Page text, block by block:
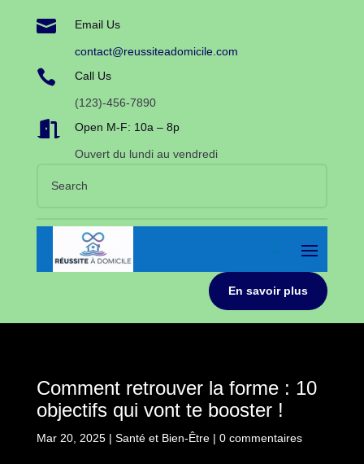
 Email Us
contact@reussiteadomicile.com
 Call Us
(123)-456-7890
 Open M-F: 10a – 8p
Ouvert du lundi au vendredi
En savoir plus
Comment retrouver la forme : 10
objectifs qui vont te booster !
Mar 20, 2025| Santé et Bien-Être| 0 commentaires